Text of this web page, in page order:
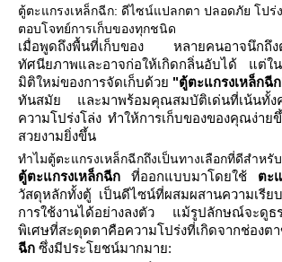
ตู้ตะแกรงเหล็กฉีก: ดีไซน์แปลกตา ปลอดภัย โปร่
ตอบโจทย์การเก็บของทุกชนิด
เมื่อพูดถึงพื้นที่เก็บของ หลายคนอาจนึก
ทัศนียภาพและอาจก่อให้เกิดกลิ่นอับได้ แต่ใ
มิติใหม่ของการจัดเก็บด้ว "ตู้ตะแกรงเหล็กฉี
ทันสมัย และมาพร้อมคุณสมบัติเด่นที่เน้นทั้ง
ความโปร่งโล่ง ทำให้การเก็บของของคุณง่า
สวยงามยิ่งขึ้น
ทำไมตู้ตะแกรงเหล็กฉีกถึงเป็นทางเลือกที่ดีสำหรั
ตู้ตะแกรงเหล็กฉีก ที่ออกแบบมาโดยใช้ ตะ
วัสดุหลักทั้งตู้ เป็นดีไซน์ที่ผสมผสานความเรีย
การใช้งานได้อย่างลงตัว แม้รูปลักษณ์จะดู
พิเศษที่สะดุดตาคือความโปร่งที่เกิดจากช่องต
ฉีก ซึ่งมีประโยชน์มากมาย: